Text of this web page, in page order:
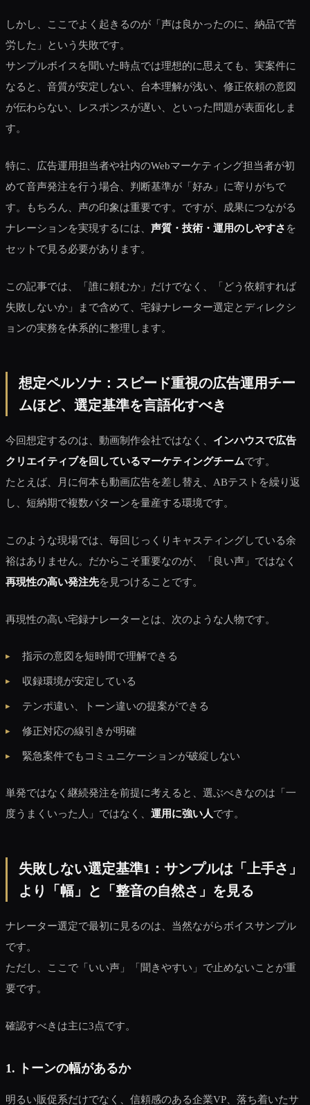
しかし、ここでよく起きるのが「声は良かったのに、納品で苦
労した」という失敗です。
サンプルボイスを聞いた時点では理想的に思えても、実案件に
なると、音質が安定しない、台本理解が浅い、修正依頼の意図
が伝わらない、レスポンスが遅い、といった問題が表面化しま
す。
特に、広告運用担当者や社内のWebマーケティング担当者が初
めて音声発注を行う場合、判断基準が「好み」に寄りがちで
す。もちろん、声の印象は重要です。ですが、成果につながる
ナレーションを実現するには、 声質・技術・運用のしやすさ を
セットで見る必要があります。
この記事では、「誰に頼むか」だけでなく、「どう依頼すれば
失敗しないか」まで含めて、宅録ナレーター選定とディレクシ
ョンの実務を体系的に整理します。
想定ペルソナ：スピード重視の広告運用チー
ムほど、選定基準を言語化すべき
今回想定するのは、動画制作会社ではなく、 インハウスで広告
クリエイティブを回しているマーケティングチームです。
たとえば、月に何本も動画広告を差し替え、ABテストを繰り返
し、短納期で複数パターンを量産する環境です。
このような現場では、毎回じっくりキャスティングしている余
裕はありません。だからこそ重要なのが、「良い声」ではなく
再現性の高い発注先を見つけることです。
再現性の高い宅録ナレーターとは、次のような人物です。
指示の意図を短時間で理解できる
収録環境が安定している
テンポ違い、トーン違いの提案ができる
修正対応の線引きが明確
緊急案件でもコミュニケーションが破綻しない
単発ではなく継続発注を前提に考えると、選ぶべきなのは「一
度うまくいった人」ではなく、 運用に強い人です。
失敗しない選定基準1：サンプルは「上手さ」
より「幅」と「整音の自然さ」を見る
ナレーター選定で最初に見るのは、当然ながらボイスサンプル
です。
ただし、ここで「いい声」「聞きやすい」で止めないことが重
要です。
確認すべきは主に3点です。
1. トーンの幅があるか
明るい販促系だけでなく、信頼感のある企業VP、落ち着いたサ